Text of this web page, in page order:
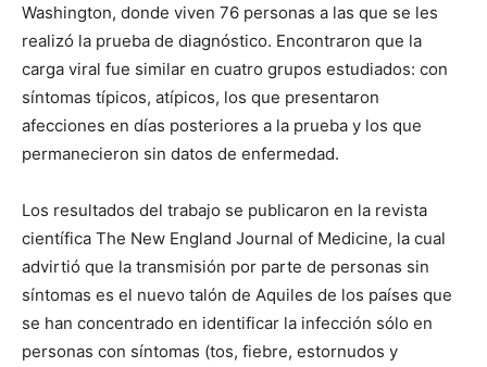
Washington, donde viven 76 personas a las que se les
realizó la prueba de diagnóstico. Encontraron que la
carga viral fue similar en cuatro grupos estudiados: con
síntomas típicos, atípicos, los que presentaron
afecciones en días posteriores a la prueba y los que
permanecieron sin datos de enfermedad.
Los resultados del trabajo se publicaron en la revista
científica The New England Journal of Medicine, la cual
advirtió que la transmisión por parte de personas sin
síntomas es el nuevo talón de Aquiles de los países que
se han concentrado en identificar la infección sólo en
personas con síntomas (tos, fiebre, estornudos y